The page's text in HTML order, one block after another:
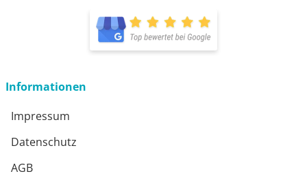
öffnet in neuem Fenster
Informationen
Impressum
Datenschutz
AGB